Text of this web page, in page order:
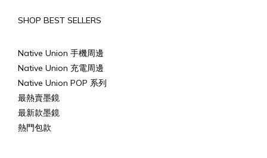
SHOP BEST SELLERS
Native Union 手機周邊
Native Union 充電周邊
Native Union POP 系列
最熱賣墨鏡
最新款墨鏡
熱門包款